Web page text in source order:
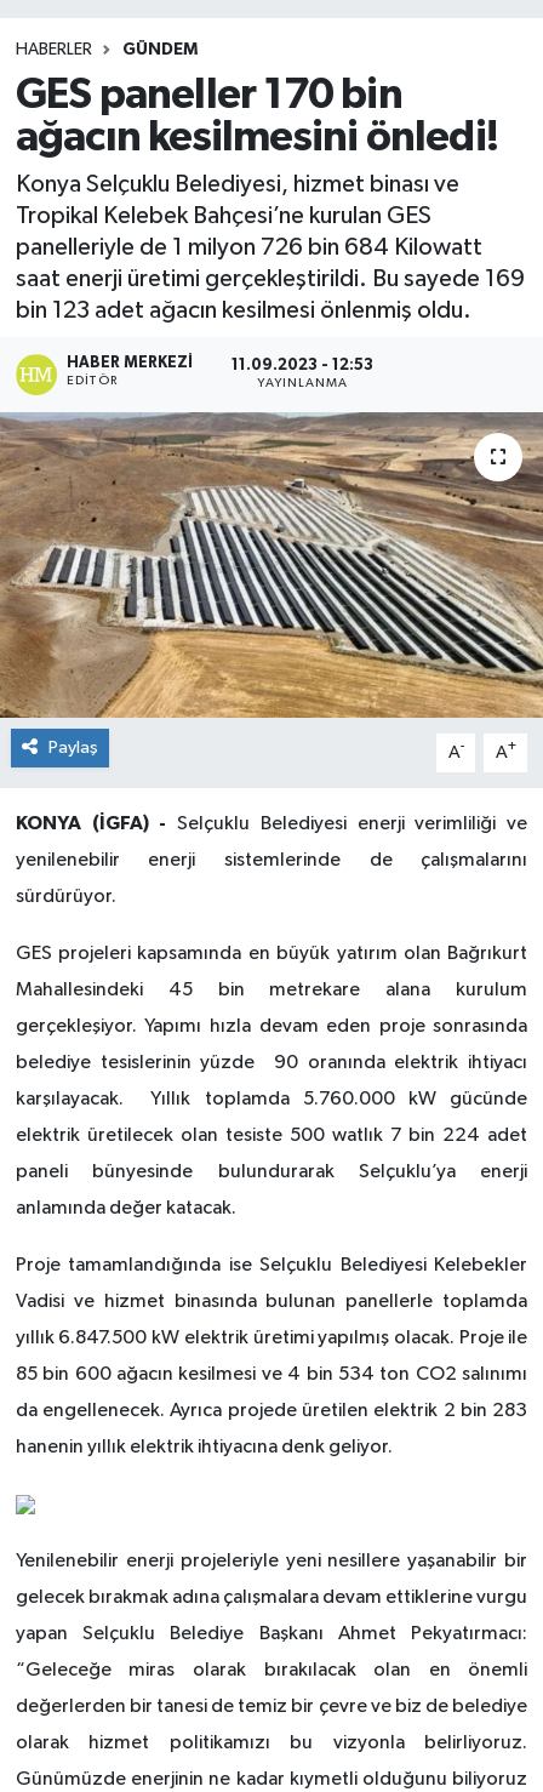
HABERLER GÜNDEM
GES paneller 170 bin
ağacın kesilmesini önledi!
Konya Selçuklu Belediyesi, hizmet binası ve
Tropikal Kelebek Bahçesi’ne kurulan GES
panelleriyle de 1 milyon 726 bin 684 Kilowatt
saat enerji üretimi gerçekleştirildi. Bu sayede 169
bin 123 adet ağacın kesilmesi önlenmiş oldu.
HABER MERKEZI
EDITÖR
11.09.2023 - 12:53
YAYINLANMA
Paylaş A- A+
KONYA (İGFA) -Selçuklu Belediyesi enerji verimliliği ve
yenilenebilir enerji sistemlerinde de çalışmalarını
sürdürüyor.
GES projeleri kapsamında en büyük yatırım olan Bağrıkurt
Mahallesindeki 45 bin metrekare alana kurulum
gerçekleşiyor. Yapımı hızla devam eden proje sonrasında
belediye tesislerinin yüzde 90 oranında elektrik ihtiyacı
karşılayacak. Yıllık toplamda 5.760.000 kW gücünde
elektrik üretilecek olan tesiste 500 watlık 7 bin 224 adet
paneli bünyesinde bulundurarak Selçuklu’ya enerji
anlamında değer katacak.
Proje tamamlandığında ise Selçuklu Belediyesi Kelebekler
Vadisi ve hizmet binasında bulunan panellerle toplamda
yıllık 6.847.500 kW elektrik üretimi yapılmış olacak. Proje ile
85 bin 600 ağacın kesilmesi ve 4 bin 534 ton CO2 salınımı
da engellenecek. Ayrıca projede üretilen elektrik 2 bin 283
hanenin yıllık elektrik ihtiyacına denk geliyor.
Yenilenebilir enerji projeleriyle yeni nesillere yaşanabilir bir
gelecek bırakmak adına çalışmalara devam ettiklerine vurgu
yapan Selçuklu Belediye Başkanı Ahmet Pekyatırmacı:
“Geleceğe miras olarak bırakılacak olan en önemli
değerlerden bir tanesi de temiz bir çevre ve biz de belediye
olarak hizmet politikamızı bu vizyonla belirliyoruz.
Günümüzde enerjinin ne kadar kıymetli olduğunu biliyoruz